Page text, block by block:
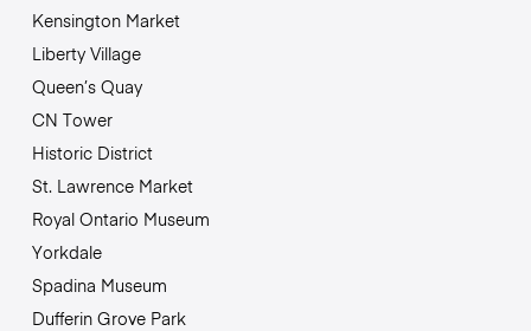
Kensington Market
Liberty Village
Queen’s Quay
CN Tower
Historic District
St. Lawrence Market
Royal Ontario Museum
Yorkdale
Spadina Museum
Dufferin Grove Park